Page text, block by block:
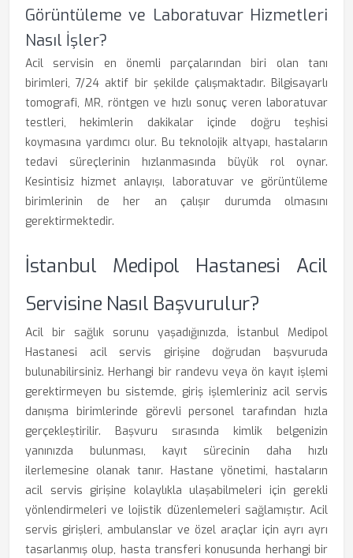
Görüntüleme ve Laboratuvar Hizmetleri
Nasıl İşler?
Acil servisin en önemli parçalarından biri olan tanı
birimleri, 7/24 aktif bir şekilde çalışmaktadır. Bilgisayarlı
tomografi, MR, röntgen ve hızlı sonuç veren laboratuvar
testleri, hekimlerin dakikalar içinde doğru teşhisi
koymasına yardımcı olur. Bu teknolojik altyapı, hastaların
tedavi süreçlerinin hızlanmasında büyük rol oynar.
Kesintisiz hizmet anlayışı, laboratuvar ve görüntüleme
birimlerinin de her an çalışır durumda olmasını
gerektirmektedir.
İstanbul Medipol Hastanesi Acil
Servisine Nasıl Başvurulur?
Acil bir sağlık sorunu yaşadığınızda, İstanbul Medipol
Hastanesi acil servis girişine doğrudan başvuruda
bulunabilirsiniz. Herhangi bir randevu veya ön kayıt işlemi
gerektirmeyen bu sistemde, giriş işlemleriniz acil servis
danışma birimlerinde görevli personel tarafından hızla
gerçekleştirilir. Başvuru sırasında kimlik belgenizin
yanınızda bulunması, kayıt sürecinin daha hızlı
ilerlemesine olanak tanır. Hastane yönetimi, hastaların
acil servis girişine kolaylıkla ulaşabilmeleri için gerekli
yönlendirmeleri ve lojistik düzenlemeleri sağlamıştır. Acil
servis girişleri, ambulanslar ve özel araçlar için ayrı ayrı
tasarlanmış olup, hasta transferi konusunda herhangi bir